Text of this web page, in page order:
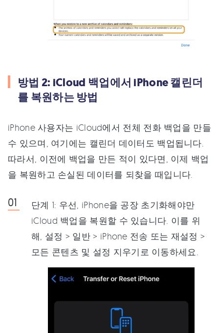
방법 2: iCloud 백업에서 iPhone 캘린더
를 복원하는 방법
iPhone 사용자는 iCloud에서 전체 전화 백업을 만들
수 있으며, 여기에는 캘린더 데이터도 백업됩니다.
따라서, 이전에 백업을 만든 적이 있다면, 이제 백업
을 복원하고 손실된 데이터를 되찾을 때입니다.
단계 1: 우선, iPhone을 공장 초기화해야만
iCloud 백업을 복원할 수 있습니다. 이를 위
해, 설정 > 일반 > iPhone 전송 또는 재설정 >
모든 콘텐츠 및 설정 지우기로 이동하세요.